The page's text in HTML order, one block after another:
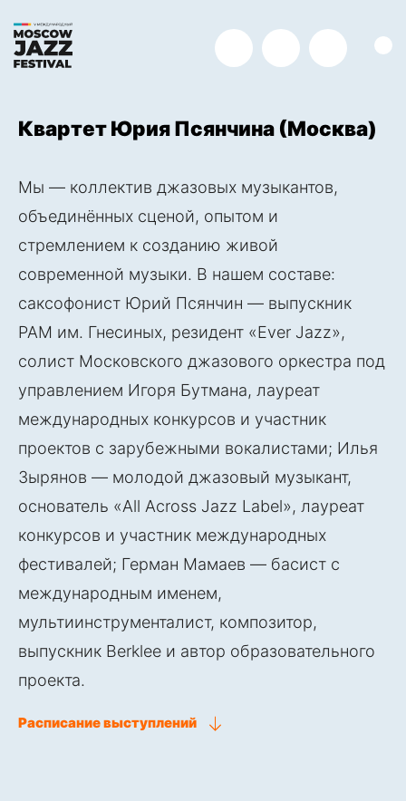
TelegramВконтакте
Квартет Юрия Псянчина (Москва)
Мы — коллектив джазовых музыкантов,
объединённых сценой, опытом и
стремлением к созданию живой
современной музыки. В нашем составе:
саксофонист Юрий Псянчин — выпускник
РАМ им. Гнесиных, резидент «Ever Jazz»,
солист Московского джазового оркестра под
управлением Игоря Бутмана, лауреат
международных конкурсов и участник
проектов с зарубежными вокалистами; Илья
Зырянов — молодой джазовый музыкант,
основатель «All Across Jazz Label», лауреат
конкурсов и участник международных
фестивалей; Герман Мамаев — басист с
международным именем,
мультиинструменталист, композитор,
выпускник Berklee и автор образовательного
проекта.
Расписание выступлений